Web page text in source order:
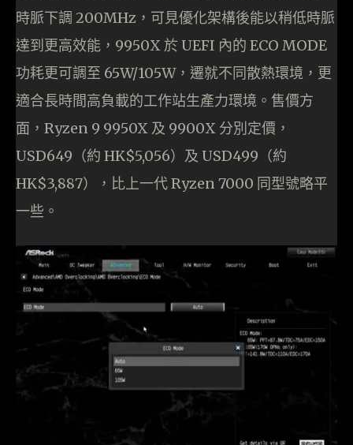
時脈下調 200MHz，可見優化架構後能以稍低時脈
達到更高效能，9950X 於 UEFI 內的 ECO MODE
功耗更可調至 65W/105W，遷就不同散熱環境，更
適合長時間高負載的工作站生產力環境。售價方
面，Ryzen 9 9950X 及 9900X 分別定價，
USD649（約 HK$5,056）及 USD499（約
HK$3,887），比上一代 Ryzen 7000 同型號略平
一些。